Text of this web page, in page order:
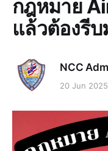
กฎหมาย
แล้วต้องรี
NCC
20 Jun 2025